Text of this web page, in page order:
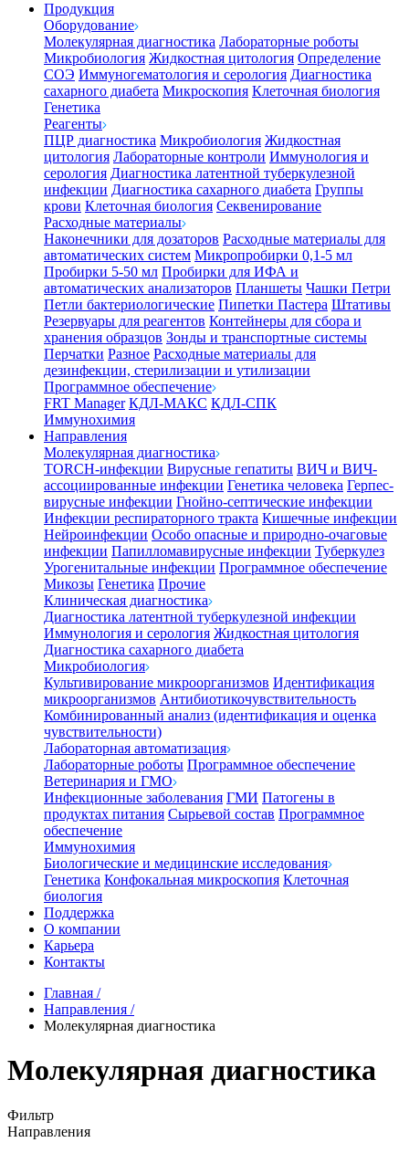
Продукция
Оборудование
Молекулярная диагностика Лабораторные роботы
Микробиология Жидкостная цитология Определение
СОЭ Иммуногематология и серология Диагностика
сахарного диабета Микроскопия Клеточная биология
Генетика
Реагенты
ПЦР диагностика Микробиология Жидкостная
цитология Лабораторные контроли Иммунология и
серология Диагностика латентной туберкулезной
инфекции Диагностика сахарного диабета Группы
крови Клеточная биология Секвенирование
Расходные материалы
Наконечники для дозаторов Расходные материалы для
автоматических систем Микропробирки 0,1-5 мл
Пробирки 5-50 мл Пробирки для ИФА и
автоматических анализаторов Планшеты Чашки Петри
Петли бактериологические Пипетки Пастера Штативы
Резервуары для реагентов Контейнеры для сбора и
хранения образцов Зонды и транспортные системы
Перчатки Разное Расходные материалы для
дезинфекции, стерилизации и утилизации
Программное обеспечение
FRT Manager КДЛ-МАКС КДЛ-СПК
Иммунохимия
Направления
Молекулярная диагностика
TORCH-инфекции Вирусные гепатиты ВИЧ и ВИЧ-
ассоциированные инфекции Генетика человека Герпес-
вирусные инфекции Гнойно-септические инфекции
Инфекции респираторного тракта Кишечные инфекции
Нейроинфекции Особо опасные и природно-очаговые
инфекции Папилломавирусные инфекции Туберкулез
Урогенитальные инфекции Программное обеспечение
Микозы Генетика Прочие
Клиническая диагностика
Диагностика латентной туберкулезной инфекции
Иммунология и серология Жидкостная цитология
Диагностика сахарного диабета
Микробиология
Культивирование микроорганизмов Идентификация
микроорганизмов Антибиотикочувствительность
Комбинированный анализ (идентификация и оценка
чувствительности)
Лабораторная автоматизация
Лабораторные роботы Программное обеспечение
Ветеринария и ГМО
Инфекционные заболевания ГМИ Патогены в
продуктах питания Сырьевой состав Программное
обеспечение
Иммунохимия
Биологические и медицинские исследования
Генетика Конфокальная микроскопия Клеточная
биология
Поддержка
О компании
Карьера
Контакты
Главная /
Направления /
Молекулярная диагностика
Молекулярная диагностика
Фильтр
Направления